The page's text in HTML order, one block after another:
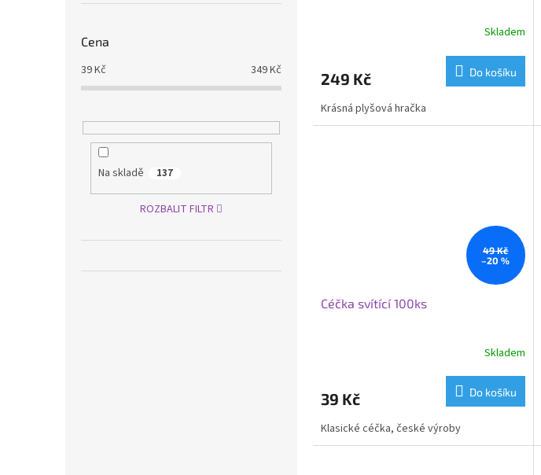
Cena
39Kč 349Kč
Na skladě 137
ROZBALIT FILTR
Skladem
249 Kč Do košíku
Krásná plyšová hračka
49 Kč
–20 %
Céčka svítící 100ks
Skladem
39 Kč Do košíku
Klasické céčka, české výroby